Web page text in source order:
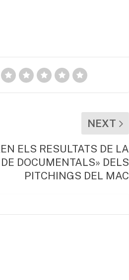
NEXT
ELS RESULTATS DE LA
DOCUMENTALS» DELS
PITCHINGS DEL MAC